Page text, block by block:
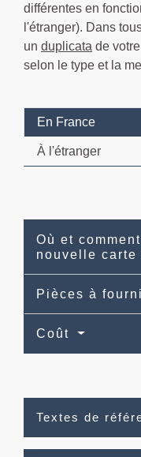
différentes en
l'étranger). Dans
un duplicata de
selon le type et la
En France
À l'étranger
Où et
nouvelle carte
Pièces à
Coût
Textes de